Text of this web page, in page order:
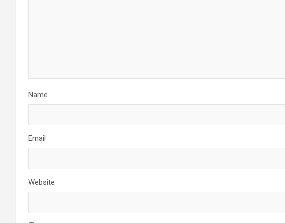
Name
Email
Website